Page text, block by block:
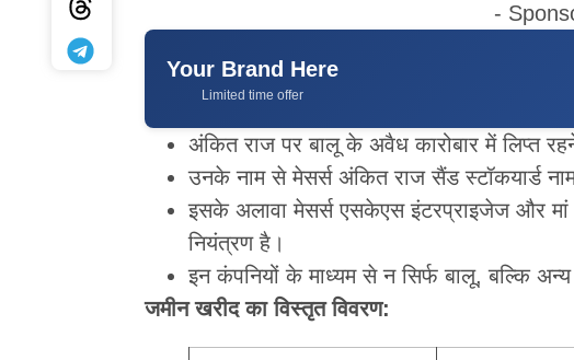
-
Your Brand Here
Limited time offer
अंकित राज पर बालू के अवैध कारोबार में लिप्त
उनके नाम से मेसर्स अंकित राज सैंड स्टॉकयार्ड
इसके अलावा मेसर्स एसकेएस इंटरप्राइजेज और मां
नियंत्रण है।
इन कंपनियों के माध्यम से न सिर्फ बालू, बल्कि अन्य
जमीन खरीद का विस्तृत विवरण: